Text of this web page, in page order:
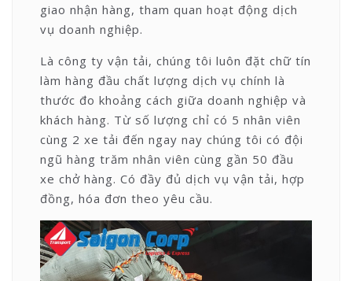
giao nhận hàng, tham quan hoạt động dịch
vụ doanh nghiệp.
Là công ty vận tải, chúng tôi luôn đặt chữ tín
làm hàng đầu chất lượng dịch vụ chính là
thước đo khoảng cách giữa doanh nghiệp và
khách hàng. Từ số lượng chỉ có 5 nhân viên
cùng 2 xe tải đến ngay nay chúng tôi có đội
ngũ hàng trăm nhân viên cùng gần 50 đầu
xe chở hàng. Có đầy đủ dịch vụ vận tải, hợp
đồng, hóa đơn theo yêu cầu.